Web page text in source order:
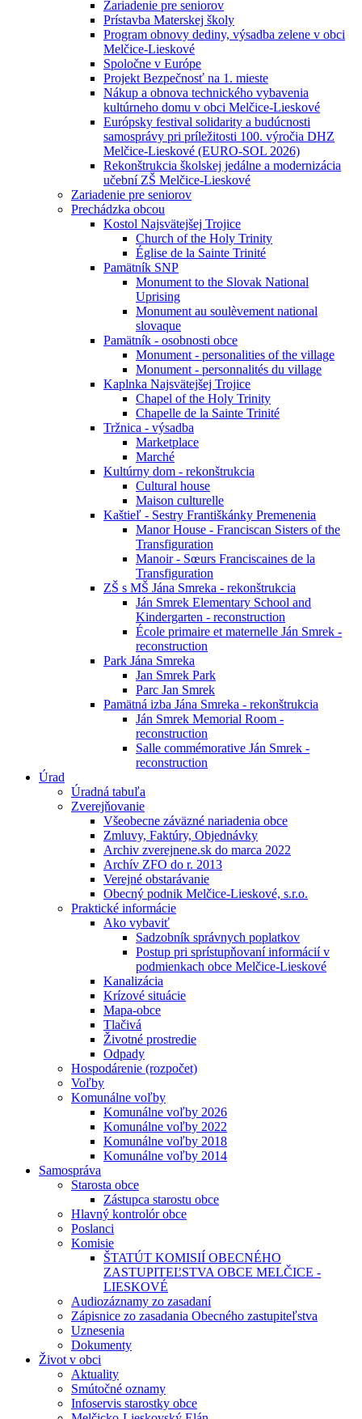
Zariadenie pre seniorov
Prístavba Materskej školy
Program obnovy dediny, výsadba zelene v obci
Melčice-Lieskové
Spoločne v Európe
Projekt Bezpečnosť na 1. mieste
Nákup a obnova technického vybavenia
kultúrneho domu v obci Melčice-Lieskové
Európsky festival solidarity a budúcnosti
samosprávy pri príležitosti 100. výročia DHZ
Melčice-Lieskové (EURO-SOL 2026)
Rekonštrukcia školskej jedálne a modernizácia
učební ZŠ Melčice-Lieskové
Zariadenie pre seniorov
Prechádzka obcou
Kostol Najsvätejšej Trojice
Church of the Holy Trinity
Église de la Sainte Trinité
Pamätník SNP
Monument to the Slovak National
Uprising
Monument au soulèvement national
slovaque
Pamätník - osobnosti obce
Monument - personalities of the village
Monument - personnalités du village
Kaplnka Najsvätejšej Trojice
Chapel of the Holy Trinity
Chapelle de la Sainte Trinité
Tržnica - výsadba
Marketplace
Marché
Kultúrny dom - rekonštrukcia
Cultural house
Maison culturelle
Kaštieľ - Sestry Františkánky Premenenia
Manor House - Franciscan Sisters of the
Transfiguration
Manoir - Sœurs Franciscaines de la
Transfiguration
ZŠ s MŠ Jána Smreka - rekonštrukcia
Ján Smrek Elementary School and
Kindergarten - reconstruction
École primaire et maternelle Ján Smrek -
reconstruction
Park Jána Smreka
Jan Smrek Park
Parc Jan Smrek
Pamätná izba Jána Smreka - rekonštrukcia
Ján Smrek Memorial Room -
reconstruction
Salle commémorative Ján Smrek -
reconstruction
Úrad
Úradná tabuľa
Zverejňovanie
Všeobecne záväzné nariadenia obce
Zmluvy, Faktúry, Objednávky
Archiv zverejnene.sk do marca 2022
Archív ZFO do r. 2013
Verejné obstarávanie
Obecný podnik Melčice-Lieskové, s.r.o.
Praktické informácie
Ako vybaviť
Sadzobník správnych poplatkov
Postup pri sprístupňovaní informácií v
podmienkach obce Melčice-Lieskové
Kanalizácia
Krízové situácie
Mapa-obce
Tlačivá
Životné prostredie
Odpady
Hospodárenie (rozpočet)
Voľby
Komunálne voľby
Komunálne voľby 2026
Komunálne voľby 2022
Komunálne voľby 2018
Komunálne voľby 2014
Samospráva
Starosta obce
Zástupca starostu obce
Hlavný kontrolór obce
Poslanci
Komisie
ŠTATÚT KOMISIÍ OBECNÉHO
ZASTUPITEĽSTVA OBCE MELČICE -
LIESKOVÉ
Audiozáznamy zo zasadaní
Zápisnice zo zasadania Obecného zastupiteľstva
Uznesenia
Dokumenty
Život v obci
Aktuality
Smútočné oznamy
Infoservis starostky obce